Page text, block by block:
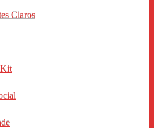
Claros